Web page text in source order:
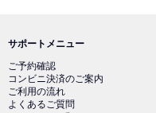
サポートメニュー
ご予約確認
コンビニ決済のご案内
ご利用の流れ
よくあるご質問